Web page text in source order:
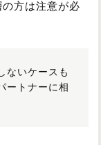
方は注意が必
ないケースも
ートナーに相